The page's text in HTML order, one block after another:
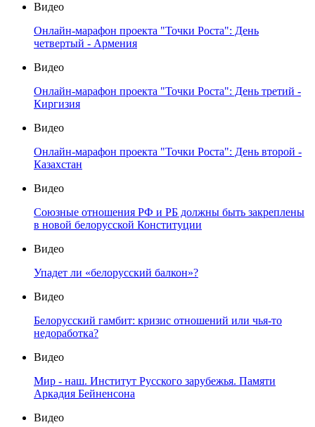
Видео
Онлайн-марафон проекта "Точки Роста": День
четвертый - Армения
Видео
Онлайн-марафон проекта "Точки Роста": День третий -
Киргизия
Видео
Онлайн-марафон проекта "Точки Роста": День второй -
Казахстан
Видео
Союзные отношения РФ и РБ должны быть закреплены
в новой белорусской Конституции
Видео
Упадет ли «белорусский балкон»?
Видео
Белорусский гамбит: кризис отношений или чья-то
недоработка?
Видео
Мир - наш. Институт Русского зарубежья. Памяти
Аркадия Бейненсона
Видео